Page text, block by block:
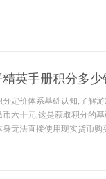
精英手册积分多
分定价体系基础认知,了解
币六十元,这是获取积分的
身无法直接使用现实货币